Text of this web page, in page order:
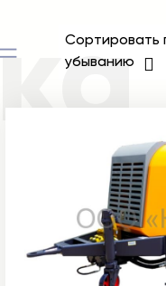
Сортировать
убыванию